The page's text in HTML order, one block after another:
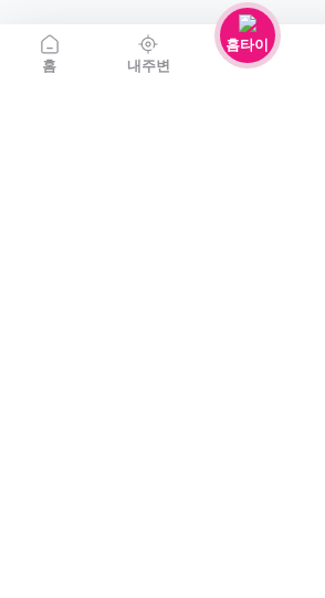
홈 내주변
홈타이